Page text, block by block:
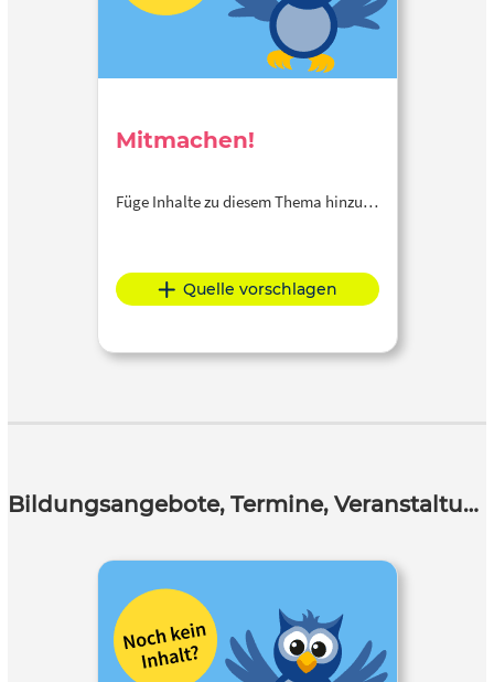
Mitmachen!
Füge Inhalte zu diesem Thema hinzu…
Quelle vorschlagen
Bildungsangebote, Termine, Veranstaltungen